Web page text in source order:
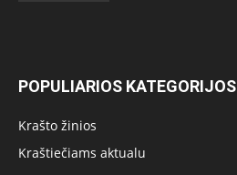
POPULIARIOS KATEGORIJOS
Krašto žinios
Kraštiečiams aktualu